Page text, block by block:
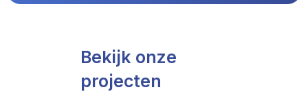
Bekijk onze
projecten